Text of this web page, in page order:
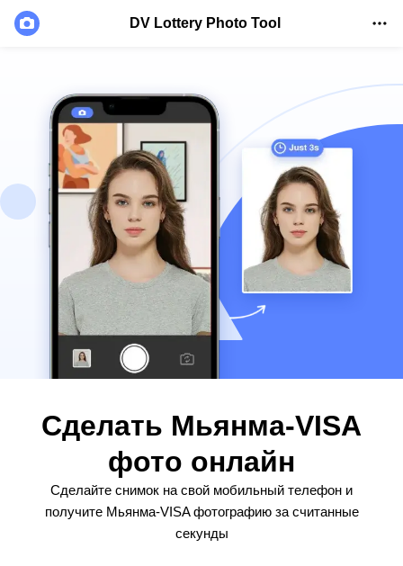
DV Lottery Photo Tool
Сделать Мьянма-VISA
фото онлайн
Сделайте снимок на свой мобильный телефон и
получите Мьянма-VISA фотографию за считанные
секунды